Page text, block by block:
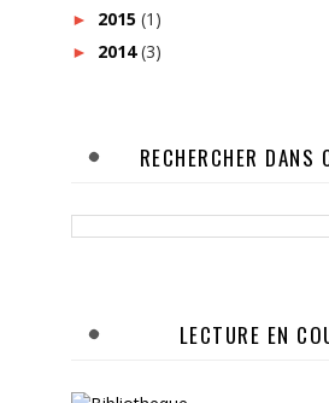
► 2015 (1)
► 2014(3)
RECHERCHER DANS
LECTURE EN